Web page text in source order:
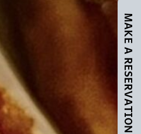
MAKE A RESERVATION